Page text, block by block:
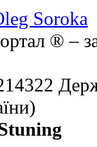
Soroka
® –